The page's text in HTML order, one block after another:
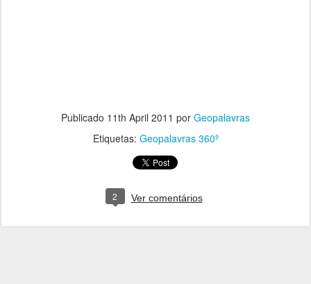
Publicado 11th April 2011 por Geopalavras
Etiquetas: Geopalavras 360º
2 Ver comentários